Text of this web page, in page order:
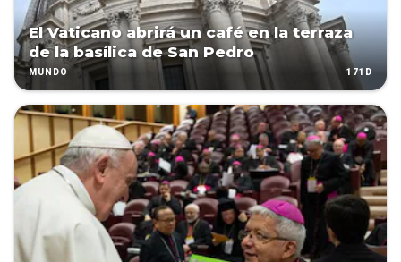
El Vaticano abrirá un café en la terraza
de la basílica de San Pedro
MUNDO 171D